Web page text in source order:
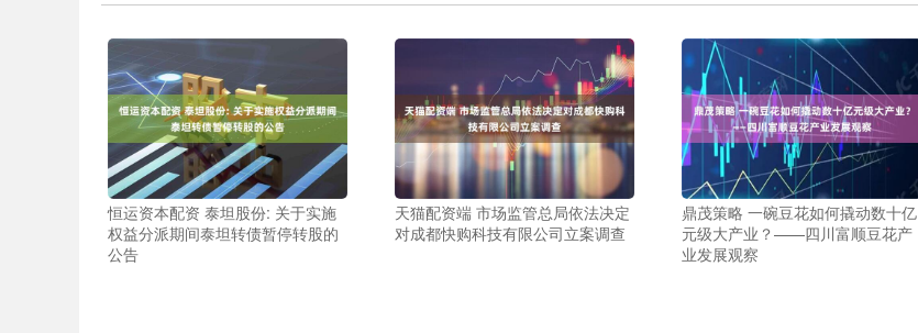
恒运资本配资 泰坦股份: 关于实施
权益分派期间泰坦转债暂停转股的
公告
天猫配资端 市场监管总局依法决定
对成都快购科技有限公司立案调查
鼎茂策略 一碗豆花如何撬动数十亿
元级大产业？——四川富顺豆花产
业发展观察